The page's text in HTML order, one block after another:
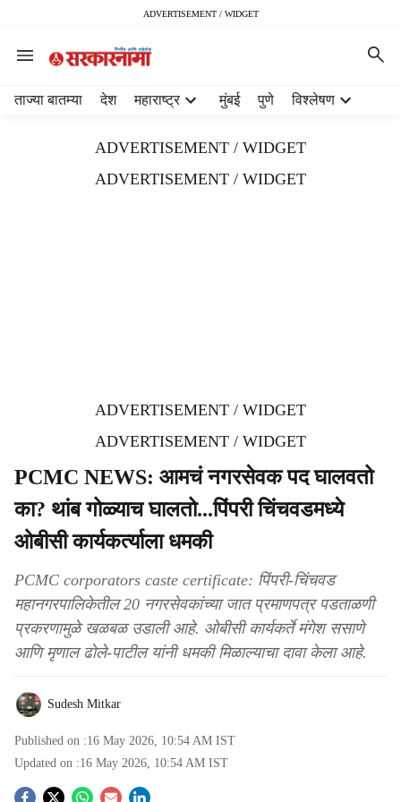
ADVERTISEMENT / WIDGET
ताज्या बातम्या देश महाराष्ट्र मुंबई पुणे विश्लेषण
ADVERTISEMENT / WIDGET
ADVERTISEMENT / WIDGET
ADVERTISEMENT / WIDGET
ADVERTISEMENT / WIDGET
PCMC NEWS: आमचं नगरसेवक पद घालवतो
का? थांब गोळ्याच घालतो...पिंपरी चिंचवडमध्ये
ओबीसी कार्यकर्त्याला धमकी
PCMC corporators caste certificate: पिंपरी-चिंचवड
महानगरपालिकेतील 20 नगरसेवकांच्या जात प्रमाणपत्र पडताळणी
प्रकरणामुळे खळबळ उडाली आहे. ओबीसी कार्यकर्ते मंगेश ससाणे
आणि मृणाल ढोले-पाटील यांनी धमकी मिळाल्याचा दावा केला आहे.
Sudesh Mitkar
Published on :16 May 2026, 10:54 AM IST
Updated on :16 May 2026, 10:54 AM IST